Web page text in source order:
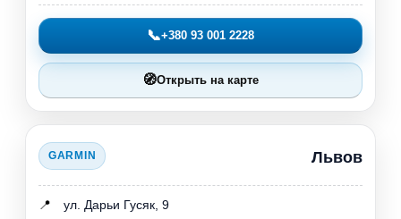
📞+380 93 001 2228
🧭Открыть на карте
GARMIN Львов
📍
ул. Дарьи Гусяк, 9